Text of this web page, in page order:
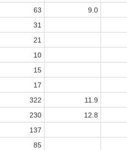
63 9.0
31
21
10
15
17
322 11.9
230 12.8
137
85